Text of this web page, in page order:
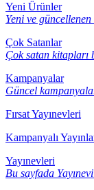
Yeni Ürünler
Yeni ve
Çok Satanlar
Çok satan kitapları
Kampanyalar
Güncel
Fırsat Yayınevleri
Kampanyalı
Yayınevleri
Bu sayfada